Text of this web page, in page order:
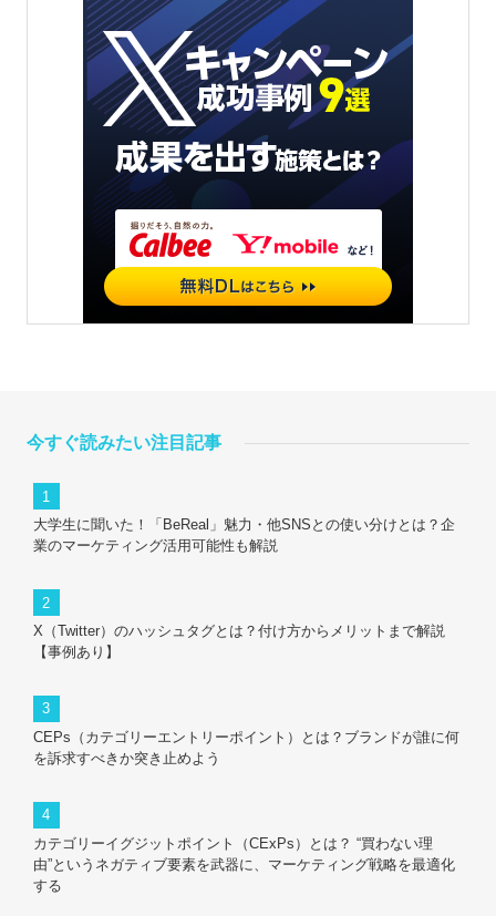
今すぐ読みたい注目記事
大学生に聞いた！「BeReal」魅力・他SNSとの使い分けとは？企
業のマーケティング活用可能性も解説
X（Twitter）のハッシュタグとは？付け方からメリットまで解説
【事例あり】
CEPs（カテゴリーエントリーポイント）とは？ブランドが誰に何
を訴求すべきか突き止めよう
カテゴリーイグジットポイント（CExPs）とは？ “買わない理
由”というネガティブ要素を武器に、マーケティング戦略を最適化
する